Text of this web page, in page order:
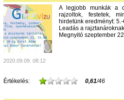
A legjobb munkák a
rajzoltok, festetek,
hirdetünk eredményt:
Leadás a
Megnyitó szeptember
2020.09.09. 08:12
Értékelés: 0,61/46